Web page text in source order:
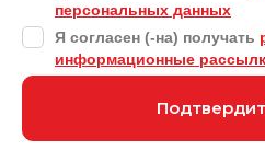
персональных данных
Я согласен (-на) получать
информационные